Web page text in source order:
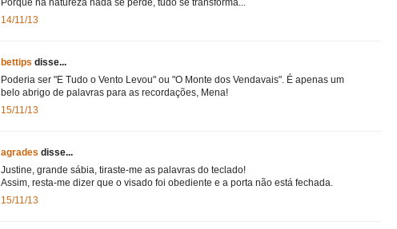
Porque na natureza nada se perde, tudo se transforma...
14/11/13
bettips disse...
Poderia ser "E Tudo o Vento Levou" ou "O Monte dos Vendavais". É apenas um
belo abrigo de palavras para as recordações, Mena!
15/11/13
agrades disse...
Justine, grande sábia, tiraste-me as palavras do teclado!
Assim, resta-me dizer que o visado foi obediente e a porta não está fechada.
15/11/13